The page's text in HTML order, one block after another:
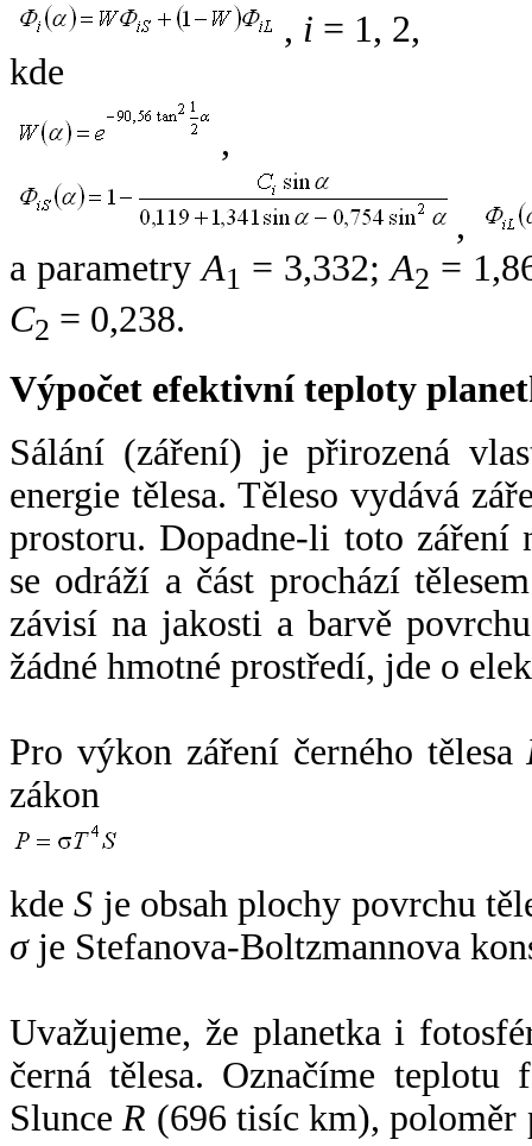
, i = 1, 2,
kde
,
,
a parametryA1 = 3,332;A2 =
C2 = 0,238.
Výpočet efektivní teploty
Sálání (záření) je přirozená
energie tělesa. Těleso vydává
prostoru. Dopadne-li toto záření
se odráží a část prochází
závisí na jakosti a barvě
žádné hmotné prostředí, jde o
Pro výkon záření černého tělesa
zákon
kdeS je obsah plochy povrchu
σje Stefanova-Boltzmannova
Uvažujeme, že planetka i
černá tělesa. Označíme
SlunceR (696 tisíc km),